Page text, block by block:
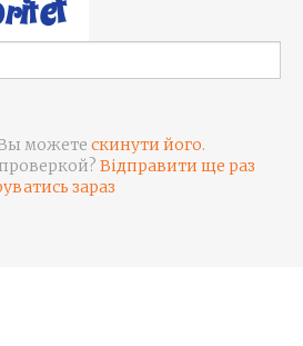
Вы можете скинути його.
Відправити ще раз
зараз